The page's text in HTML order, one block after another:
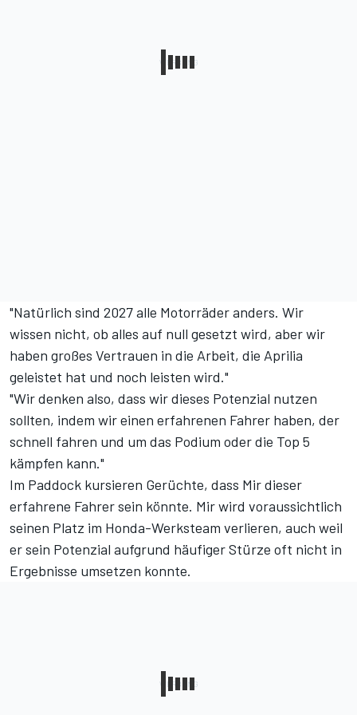
"Natürlich sind 2027 alle Motorräder anders. Wir
wissen nicht, ob alles auf null gesetzt wird, aber wir
haben großes Vertrauen in die Arbeit, die Aprilia
geleistet hat und noch leisten wird."
"Wir denken also, dass wir dieses Potenzial nutzen
sollten, indem wir einen erfahrenen Fahrer haben, der
schnell fahren und um das Podium oder die Top 5
kämpfen kann."
Im Paddock kursieren Gerüchte, dass Mir dieser
erfahrene Fahrer sein könnte. Mir wird voraussichtlich
seinen Platz im Honda-Werksteam verlieren, auch weil
er sein Potenzial aufgrund häufiger Stürze oft nicht in
Ergebnisse umsetzen konnte.